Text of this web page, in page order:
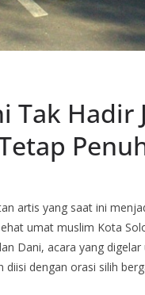
Tak Hadir
artis yang saat ini
umat muslim Kota
Dani, acara yang
diisi dengan orasi silih